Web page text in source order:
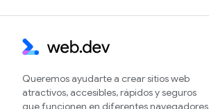
Queremos ayudarte a crear sitios web
atractivos, accesibles, rápidos y seguros
que funcionen en diferentes navegadores